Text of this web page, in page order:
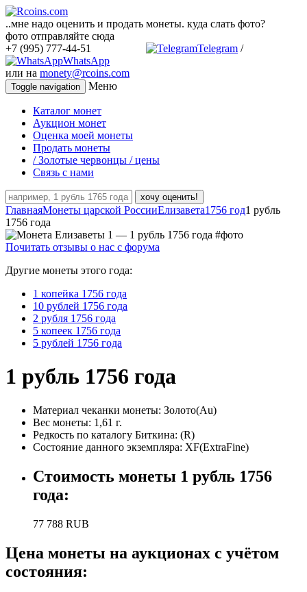
..мне надо оценить и продать монеты. куда слать фото?
фото отправляйте сюда
+7 (995) 777-44-51
Telegram /
WhatsApp
или на monety@rcoins.com
Toggle navigation Меню
Каталог монет
Аукцион монет
Оценка моей монеты
Продать монеты
/ Золотые червонцы / цены
Связь с нами
хочу оценить!
ГлавнаяМонеты царской РоссииЕлизавета1756 год1 рубль
1756 года
Почитать отзывы о нас с форума
Другие монеты этого года:
1 копейка 1756 года
10 рублей 1756 года
2 рубля 1756 года
5 копеек 1756 года
5 рублей 1756 года
1 рубль 1756 года
Материал чеканки монеты: Золото(Au)
Вес монеты: 1,61 г.
Редкость по каталогу Биткина: (R)
Состояние данного экземпляра: XF(ExtraFine)
Стоимость монеты 1 рубль 1756
года:
77 788 RUB
Цена монеты на аукционах с учётом
состояния: